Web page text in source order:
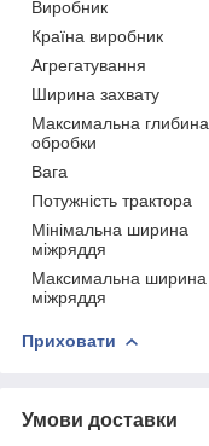
Виробник
Країна виробник
Агрегатування
Ширина захвату
Максимальна глибина
обробки
Вага
Потужність трактора
Мінімальна ширина
міжряддя
Максимальна ширина
міжряддя
Приховати
Умови доставки